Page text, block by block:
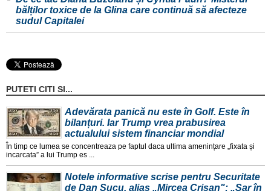
bălților toxice de la Glina care continuă să afecteze
sudul Capitalei
PUTETI CITI SI...
Adevărata panică nu este în Golf. Este în
bilanțuri. Iar Trump vrea prabusirea
actualului sistem financiar mondial
În timp ce lumea se concentreaza pe faptul daca ultima amenințare „fixata și
incarcata” a lui Trump es ...
Notele informative scrise pentru Securitate
de Dan Șucu, alias „Mircea Crișan": „Sar în